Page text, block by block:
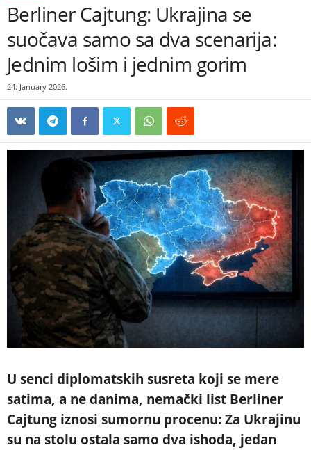
Berliner Cajtung: Ukrajina se
suočava samo sa dva scenarija:
Jednim lošim i jednim gorim
24. January 2026.
U senci diplomatskih susreta koji se mere
satima, a ne danima, nemački list Berliner
Cajtung iznosi sumornu procenu: Za Ukrajinu
su na stolu ostala samo dva ishoda, jedan